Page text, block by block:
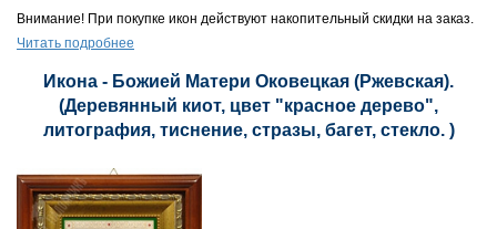
Внимание! При покупке икон действуют накопительный скидки на заказ.
Читать подробнее
Икона - Божией Матери Оковецкая (Ржевская).
(Деревянный киот, цвет "красное дерево",
литография, тиснение, стразы, багет, стекло. )